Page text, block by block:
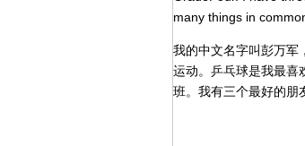
many things in
我的中文名字叫彭万军
运动。乒乓球是我最喜
班。我有三个最好的朋